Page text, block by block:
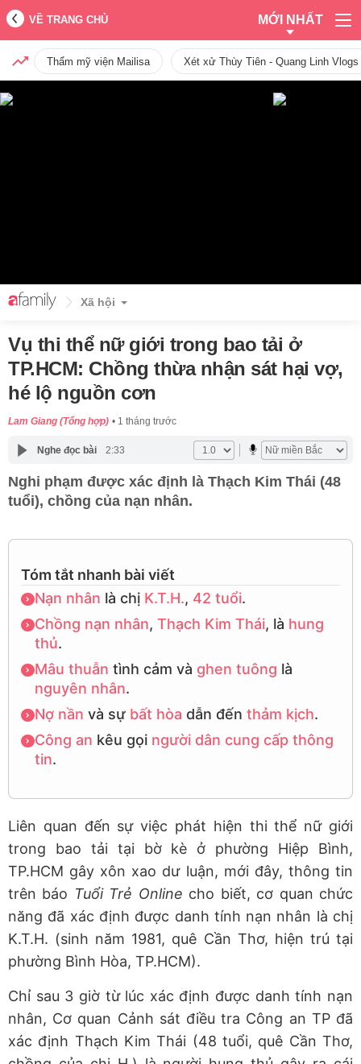
VỀ TRANG CHỦ MỚI NHẤT
Thẩm mỹ viện Mailisa Xét xử Thùy Tiên - Quang Linh
Xã hội
Vụ thi thể nữ giới trong bao tải ở
TP.HCM: Chồng thừa nhận sát hại vợ,
hé lộ nguồn cơn
Lam Giang (Tổng hợp) 1 tháng trước
Nghe đọc bài 2:33
Nghi phạm được xác định là Thạch Kim Thái (48
tuổi), chồng của nạn nhân.
Tóm tắt nhanh bài viết
Nạn nhân là chị K.T.H., 42 tuổi.
Chồng nạn nhân, Thạch Kim Thái, là hung
thủ.
Mâu thuẫn tình cảm và ghen tuông là
nguyên nhân.
Nợ nần và sự bất hòa dẫn đến thảm kịch.
Công an kêu gọi người dân cung cấp thông
tin.
Liên quan đến sự việc phát hiện thi thể nữ giới
trong bao tải tại bờ kè ở phường Hiệp Bình,
TP.HCM gây xôn xao dư luận, mới đây, thông tin
trên báo Tuổi Trẻ Online cho biết, cơ quan chức
năng đã xác định được danh tính nạn nhân là chị
K.T.H. (sinh năm 1981, quê Cần Thơ, hiện trú tại
phường Bình Hòa, TP.HCM).
Chỉ sau 3 giờ từ lúc xác định được danh tính nạn
nhân, Cơ quan Cảnh sát điều tra Công an TP đã
xác định Thạch Kim Thái (48 tuổi, quê Cần Thơ,